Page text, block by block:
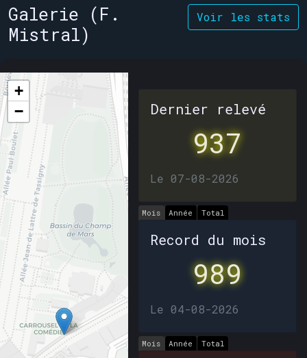
Voir les stats
Galerie (F.
Mistral)
+
−
Dernier relevé
937
Le 07-08-2026
Mois Année Total
Record du mois
989
Le 04-08-2026
Mois Année Total